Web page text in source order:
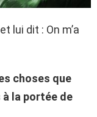
lui dit : On m’a
choses que
la portée de